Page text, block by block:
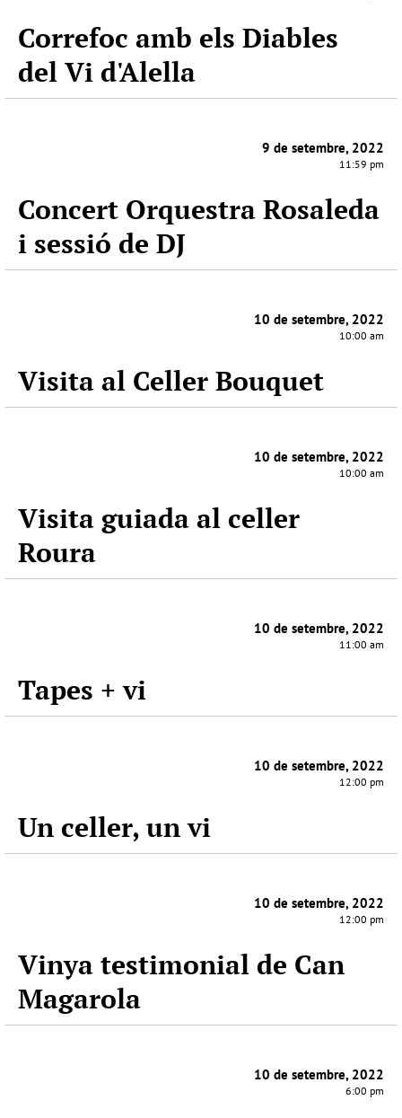
Correfoc amb els Diables
del Vi d'Alella
9 de setembre, 2022
11:59 pm
Concert Orquestra Rosaleda
i sessió de DJ
10 de setembre, 2022
10:00 am
Visita al Celler Bouquet
10 de setembre, 2022
10:00 am
Visita guiada al celler
Roura
10 de setembre, 2022
11:00 am
Tapes + vi
10 de setembre, 2022
12:00 pm
Un celler, un vi
10 de setembre, 2022
12:00 pm
Vinya testimonial de Can
Magarola
10 de setembre, 2022
6:00 pm